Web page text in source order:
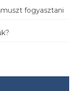
fogyasztani